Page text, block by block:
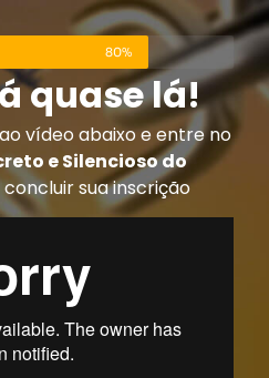
80%
quase lá!
vídeo abaixo e entre no
e Silencioso do
sua inscrição